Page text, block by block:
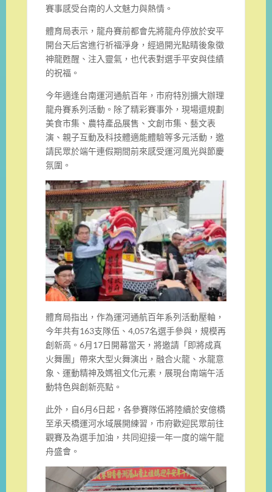
賽事感受台南的人文魅力與熱情。
體育局表示，龍舟賽前都會先將龍舟停放於安平
開台天后宮進行祈福淨身，經過開光點睛後象徵
神龍甦醒、注入靈氣，也代表對選手平安與佳績
的祝福。
今年適逢台南運河通航百年，市府特別擴大辦理
龍舟賽系列活動。除了精彩賽事外，現場還規劃
美食市集、農特產品展售、文創市集、藝文表
演、親子互動及科技體適能體驗等多元活動，邀
請民眾於端午連假期間前來感受運河風光與節慶
氛圍。
體育局指出，作為運河通航百年系列活動壓軸，
今年共有163支隊伍、4,057名選手參與，規模再
創新高。6月17日開幕當天，將邀請「即將成真
火舞團」帶來大型火舞演出，融合火龍、水龍意
象、運動精神及媽祖文化元素，展現台南端午活
動特色與創新亮點。
此外，自6月6日起，各參賽隊伍將陸續於安億橋
至承天橋運河水域展開練習，市府歡迎民眾前往
觀賽及為選手加油，共同迎接一年一度的端午龍
舟盛會。